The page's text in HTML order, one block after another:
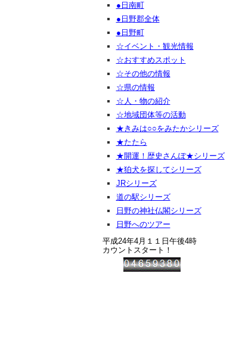
●日南町
●日野郡全体
●日野町
☆イベント・観光情報
☆おすすめスポット
☆その他の情報
☆県の情報
☆人・物の紹介
☆地域団体等の活動
★きみは○○をみたかシリーズ
★たたら
★開運！歴史さんぽ★シリーズ
★狛犬を探してシリーズ
JRシリーズ
道の駅シリーズ
日野の神社仏閣シリーズ
日野へのツアー
平成24年4月１１日午後4時
カウントスタート！